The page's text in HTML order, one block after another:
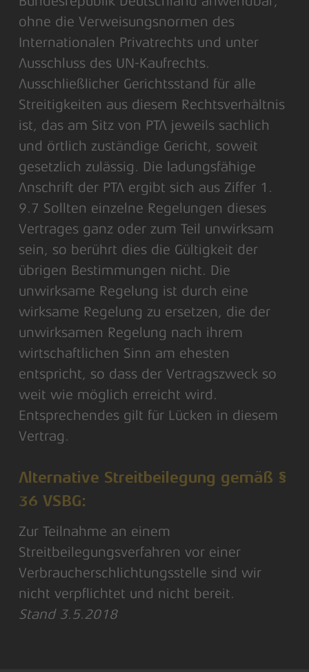
ohne die Verweisungsnormen des
Internationalen Privatrechts und unter
Ausschluss des UN-Kaufrechts.
Ausschließlicher Gerichtsstand für alle
Streitigkeiten aus diesem Rechtsverhältnis
ist, das am Sitz von PTA jeweils sachlich
und örtlich zuständige Gericht, soweit
gesetzlich zulässig. Die ladungsfähige
Anschrift der PTA ergibt sich aus Ziffer 1.
9.7 Sollten einzelne Regelungen dieses
Vertrages ganz oder zum Teil unwirksam
sein, so berührt dies die Gültigkeit der
übrigen Bestimmungen nicht. Die
unwirksame Regelung ist durch eine
wirksame Regelung zu ersetzen, die der
unwirksamen Regelung nach ihrem
wirtschaftlichen Sinn am ehesten
entspricht, so dass der Vertragszweck so
weit wie möglich erreicht wird.
Entsprechendes gilt für Lücken in diesem
Vertrag.
Alternative Streitbeilegung gemäß §
36 VSBG:
Zur Teilnahme an einem
Streitbeilegungsverfahren vor einer
Verbraucherschlichtungsstelle sind wir
nicht verpflichtet und nicht bereit.
Stand 3.5.2018